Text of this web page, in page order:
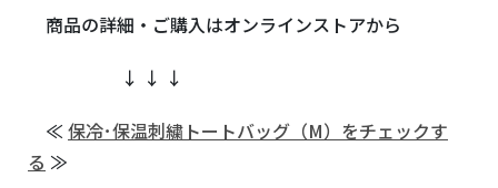
商品の詳細・ご購入はオンラインストアから
↓ ↓ ↓
≪ 保冷･保温刺繍トートバッグ（M）をチェックす
る ≫